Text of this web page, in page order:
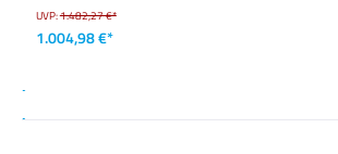
UVP:1.482,27 €*
1.004,98 €*